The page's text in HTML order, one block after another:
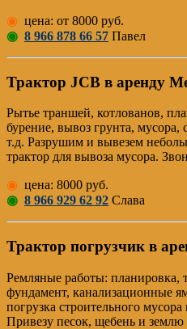
◉ цена: от 8000 руб.
◉ 8 966 878 66 57 Павел
Трактор JCB в аренду
Рытье траншей, котлованов,
бурение, вывоз грунта, мусора,
т.д. Разрушим и вывезем
трактор для вывоза мусора.
◉ цена: 8000 руб.
◉ 8 966 929 62 92 Слава
Трактор погрузчик в
Pемляные работы: планировка,
фундамент, канализационные
погрузка строительного
Привезу песок, щебень и